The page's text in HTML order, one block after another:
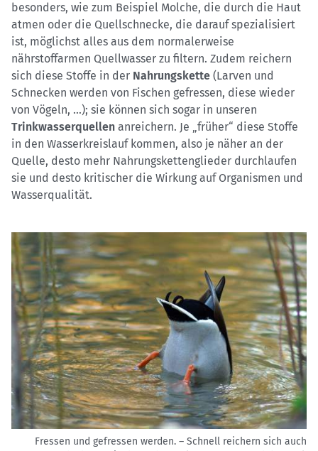
besonders, wie zum Beispiel Molche, die durch die Haut
atmen oder die Quellschnecke, die darauf spezialisiert
ist, möglichst alles aus dem normalerweise
nährstoffarmen Quellwasser zu filtern. Zudem reichern
sich diese Stoffe in der Nahrungskette (Larven und
Schnecken werden von Fischen gefressen, diese wieder
von Vögeln, …); sie können sich sogar in unseren
Trinkwasserquellen anreichern. Je „früher“ diese Stoffe
in den Wasserkreislauf kommen, also je näher an der
Quelle, desto mehr Nahrungskettenglieder durchlaufen
sie und desto kritischer die Wirkung auf Organismen und
Wasserqualität.
Fressen und gefressen werden. – Schnell reichern sich auch